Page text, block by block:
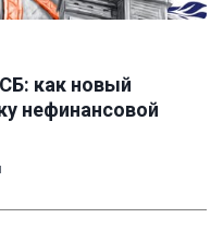
как новый
нефинансовой